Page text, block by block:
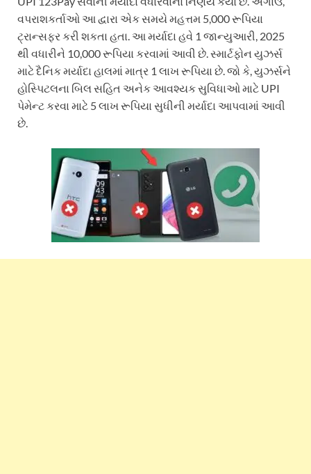
વપરાશકર્તાઓ આ દ્વારા એક સમયે મહત્તમ 5,000 રૂપિયા
ટ્રાન્સફર કરી શકતા હતા. આ મર્યાદા હવે 1 જાન્યુઆરી, 2025
થી વધારીને 10,000 રૂપિયા કરવામાં આવી છે. સ્માર્ટફોન યુઝર્સ
માટે દૈનિક મર્યાદા હાલમાં માત્ર 1 લાખ રૂપિયા છે. જો કે, યુઝર્સને
હોસ્પિટલના બિલ સહિત અનેક આવશ્યક સુવિધાઓ માટે UPI
પેમેન્ટ કરવા માટે 5 લાખ રૂપિયા સુધીની મર્યાદા આપવામાં આવી
છે.